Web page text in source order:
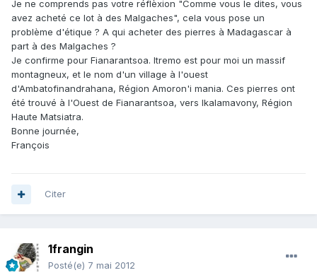
Je ne comprends pas votre réflèxion "Comme vous le dites, vous
avez acheté ce lot à des Malgaches", cela vous pose un
problème d'étique ? A qui acheter des pierres à Madagascar à
part à des Malgaches ?
Je confirme pour Fianarantsoa. Itremo est pour moi un massif
montagneux, et le nom d'un village à l'ouest
d'Ambatofinandrahana, Région Amoron'i mania. Ces pierres ont
été trouvé à l'Ouest de Fianarantsoa, vers Ikalamavony, Région
Haute Matsiatra.
Bonne journée,
François
Citer
1frangin
Posté(e) 7 mai 2012